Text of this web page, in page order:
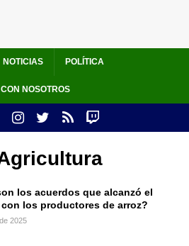
NOTICIAS POLÍTICA
NOSOTROS
los acuerdos que alcanzó el
los productores de arroz?
2025